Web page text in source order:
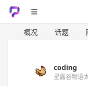
概况 话题
coding
星露谷物语